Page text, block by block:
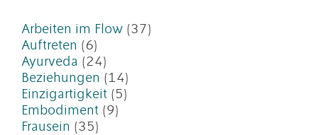
Arbeiten im Flow (37)
Auftreten (6)
Ayurveda (24)
Beziehungen (14)
Einzigartigkeit (5)
Embodiment (9)
Frausein (35)